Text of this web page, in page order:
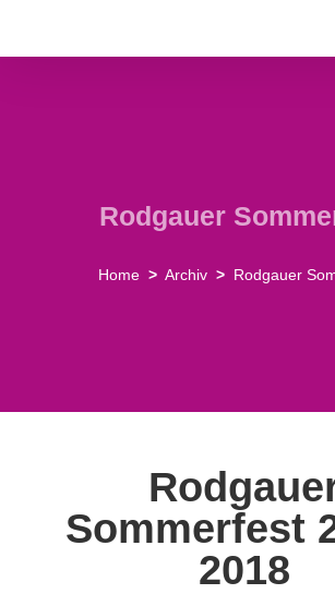
Rodgauer
Home > Archiv > Rodgauer
Sommerfest
2018